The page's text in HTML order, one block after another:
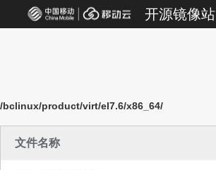
开源镜像站
/bclinux/product/virt/el7.6/x86_64/
文件名称